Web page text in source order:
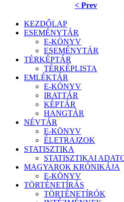
< Prev
KEZDŐLAP
ESEMÉNYTÁR
E-KÖNYV
ESEMÉNYTÁR
TÉRKÉPTÁR
TÉRKÉPLISTA
EMLÉKTÁR
E-KÖNYV
IRATTÁR
KÉPTÁR
HANGTÁR
NÉVTÁR
E-KÖNYV
ÉLETRAJZOK
STATISZTIKA
STATISZTIKAI
MAGYAROK KRÓNIKÁJA
E-KÖNYV
TÖRTÉNETÍRÁS
TÖRTÉNETÍRÓK